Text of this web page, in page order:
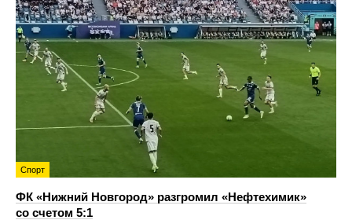
Спорт
ФК «Нижний Новгород» разгромил «Нефтехимик»
со счетом 5:1